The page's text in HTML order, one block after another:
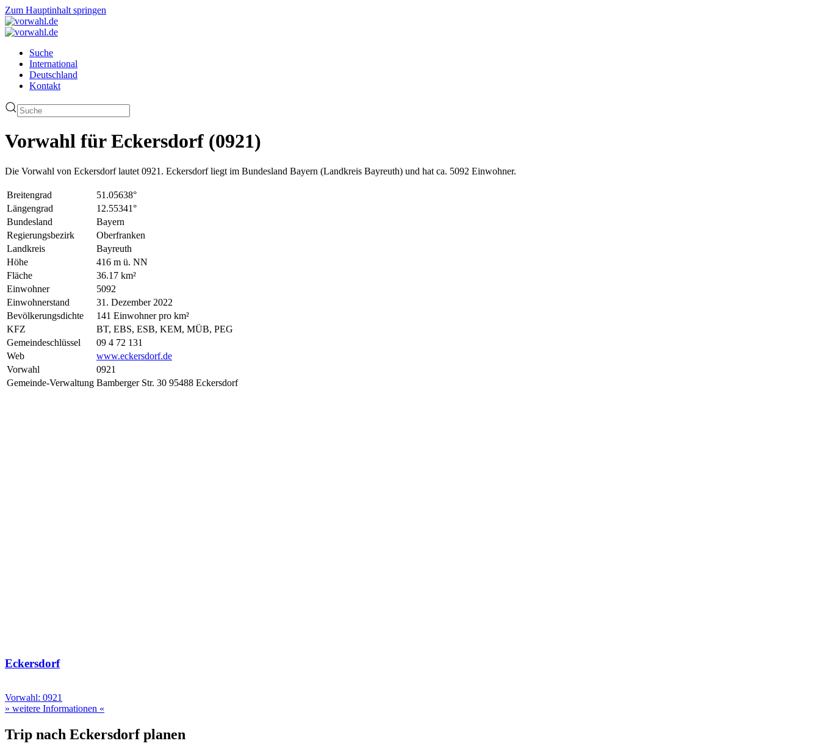
Zum Hauptinhalt springen
Suche
International
Deutschland
Kontakt
Vorwahl für Eckersdorf (0921)
Die Vorwahl von Eckersdorf lautet 0921. Eckersdorf liegt im Bundesland Bayern (Landkreis Bayreuth) und hat ca. 5092 Einwohner.
Breitengrad
51.05638°
Längengrad
12.55341°
Bundesland
Bayern
Regierungsbezirk
Oberfranken
Landkreis
Bayreuth
Höhe
416 m ü. NN
Fläche
36.17 km²
Einwohner
5092
Einwohnerstand
31. Dezember 2022
Bevölkerungsdichte
141 Einwohner pro km²
KFZ
BT, EBS, ESB, KEM, MÜB, PEG
Gemeindeschlüssel
09 4 72 131
Web
www.eckersdorf.de
Vorwahl
0921
Gemeinde-Verwaltung Bamberger Str. 30 95488 Eckersdorf
Eckersdorf
Vorwahl: 0921
» weitere Informationen «
Trip nach Eckersdorf planen